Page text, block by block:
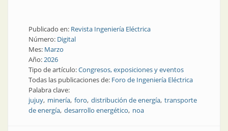
Publicado en: Revista Ingeniería Eléctrica
Número: Digital
Mes: Marzo
Año:2026
Tipo de artículo:Congresos, exposiciones y eventos
Todas las publicaciones de: Foro de Ingeniería Eléctrica
Palabra clave:
jujuy minería foro distribución de energía transporte
de energía desarrollo energético noa